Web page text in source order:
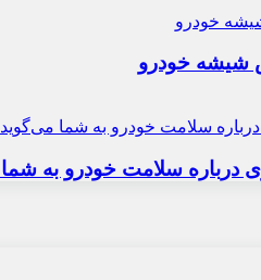
شیشه خودرو
سلامت خودرو به